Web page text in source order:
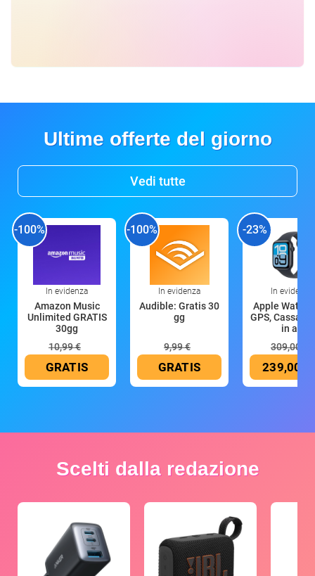
Ultime offerte del giorno
Vedi tutte
-100%
In evidenza
Amazon Music
Unlimited GRATIS
30gg
10,99 €
GRATIS
-100%
In evidenza
Audible: Gratis 30
gg
9,99 €
GRATIS
-23%
In evidenza
Apple Watch
GPS, Cassa
in all
309,00 €
239,00 €
Scelti dalla redazione